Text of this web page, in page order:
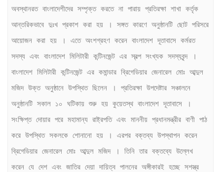
অবস্থানরত বাংলাদেশীদের সম্পৃক্ত করতে না পারায় প্রতিরক্ষা শাখা কর্তৃক
আন্তরিকভাবে দুঃখ প্রকাশ করা হয় । সঙ্গত কারণে অনুষ্ঠানটি ছোট পরিসরে
আয়োজন করা হয় । এতে অংশগ্রহণ করেন বাংলাদেশ দূতাবাসে কর্মরত
সদস্য এবং বাংলাদেশ মিলিটারী কন্টিনজেন্ট এর স্বল্প সংখ্যক সদস্যবৃন্দ ।
বাংলাদেশ মিলিটারী কন্টিনজেন্ট এর কমান্ডার ব্রিগেডিয়ার জেনারেল মোঃ আব্দুল
মজিদ উক্ত অনুষ্ঠানে উপস্থিত ছিলেন । প্রতিরক্ষা উপদেষ্টার সঞ্চালনে
অনুষ্ঠানটি সকাল ১০ ঘটিকায় শুরু হয় কুয়েতস্থ বাংলাদেশ দূতাবাসে ।
সংক্ষিপ্ত দোয়ার পরে মহামান্য রাষ্ট্রপতি এবং মাননীয় প্রধানমন্ত্রীর বাণী পাঠ
করে উপস্থিত সকলকে শোনানো হয় । এরপর বক্তব্য উপস্থাপন করেন
ব্রিগেডিয়ার জেনারেল মোঃ আব্দুল মজিদ । তিনি তার বক্তব্যে উল্লেখ
করেন যে দেশ এবং জাতির দেয়া দায়িত্ব পালনের অঙ্গীকারই হচ্ছে সশস্ত্র